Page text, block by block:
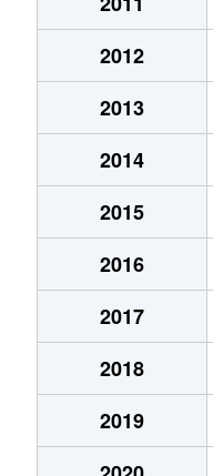
東大宮
東大宮
東大宮
東大宮
大字東門前
深作
大字風渡野
大字風渡野
堀崎町
2012
2013
2014
2015
2016
2017
2018
2019